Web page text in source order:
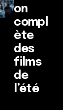
on
compl
ète
des
films
de
l’été